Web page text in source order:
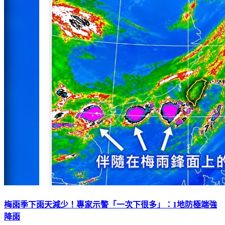
梅雨季下雨天減少！專家示警「一次下很多」：1地防極端強
降雨